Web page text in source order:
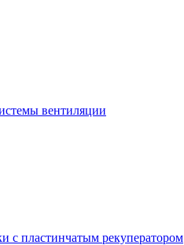
вентиляции
с пластинчатым рекуператором